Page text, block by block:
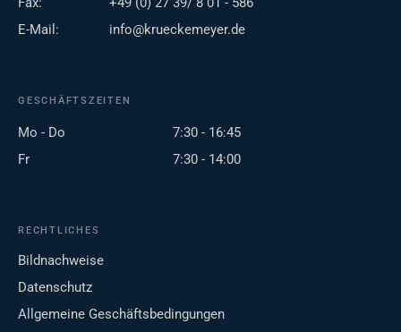
E-Mail:
info@krueckemeyer.de
GESCHÄFTSZEITEN
Mo - Do
7:30 - 16:45
Fr
7:30 - 14:00
RECHTLICHES
Bildnachweise
Datenschutz
Allgemeine Geschäftsbedingungen